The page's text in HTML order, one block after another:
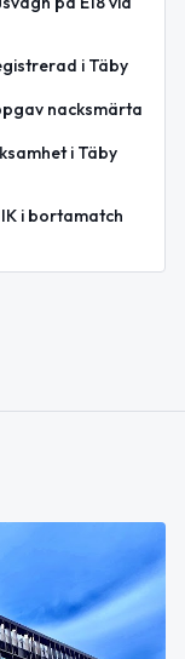
i Täby
nacksmärta
i Täby
i bortamatch